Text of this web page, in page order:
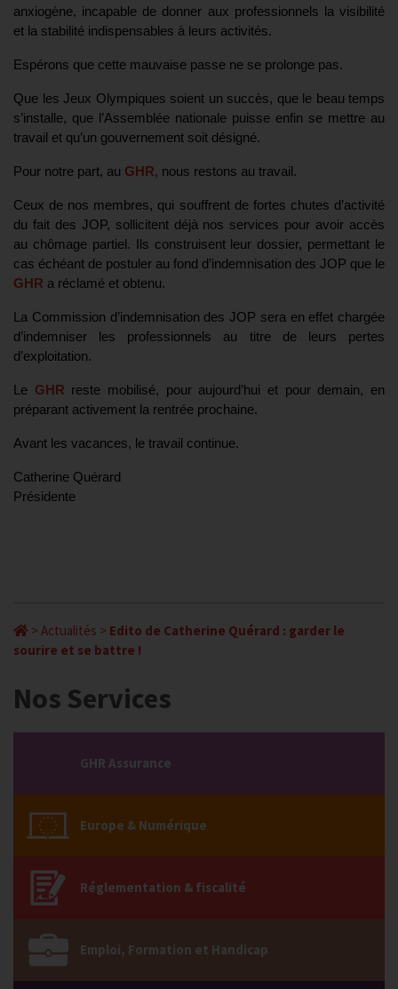
anxiogène, incapable de donner aux professionnels la visibilité
et la stabilité indispensables à leurs activités.
Espérons que cette mauvaise passe ne se prolonge pas.
Que les Jeux Olympiques soient un succès, que le beau temps
s’installe, que l’Assemblée nationale puisse enfin se mettre au
travail et qu’un gouvernement soit désigné.
Pour notre part, au GHR, nous restons au travail.
Ceux de nos membres, qui souffrent de fortes chutes d’activité
du fait des JOP, sollicitent déjà nos services pour avoir accès
au chômage partiel. Ils construisent leur dossier, permettant le
cas échéant de postuler au fond d’indemnisation des JOP que le
GHR a réclamé et obtenu.
La Commission d’indemnisation des JOP sera en effet chargée
d’indemniser les professionnels au titre de leurs pertes
d’exploitation.
Le GHR reste mobilisé, pour aujourd’hui et pour demain, en
préparant activement la rentrée prochaine.
Avant les vacances, le travail continue.
Catherine Quérard
Présidente
> Actualités > Edito de Catherine Quérard : garder le
sourire et se battre !
Nos Services
GHR Assurance
Europe & Numérique
Réglementation & fiscalité
Emploi, Formation et Handicap